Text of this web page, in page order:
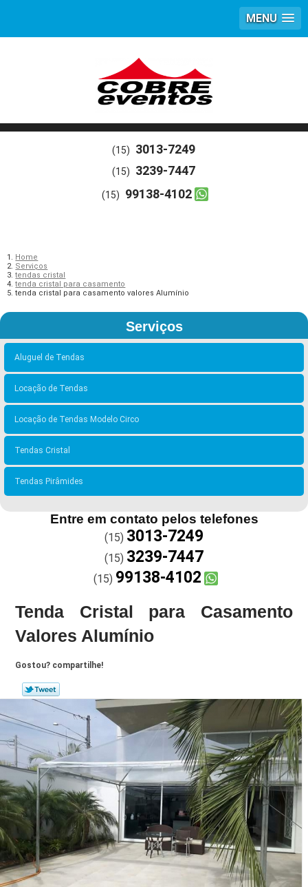
MENU
(15) 3013-7249
(15) 3239-7447
(15) 99138-4102
Home
Serviços
tendas cristal
tenda cristal para casamento
tenda cristal para casamento valores Alumínio
Serviços
Aluguel de Tendas
Locação de Tendas
Locação de Tendas Modelo Circo
Tendas Cristal
Tendas Pirâmides
Entre em contato pelos telefones
(15) 3013-7249
(15) 3239-7447
(15) 99138-4102
Tenda Cristal para Casamento
Valores Alumínio
Gostou? compartilhe!